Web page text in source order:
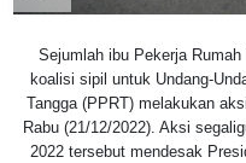
Sejumlah ibu Pekerja
koalisi sipil untuk Undang-
Tangga (PPRT) melakukan
Rabu (21/12/2022). Aksi
2022 tersebut mendesak